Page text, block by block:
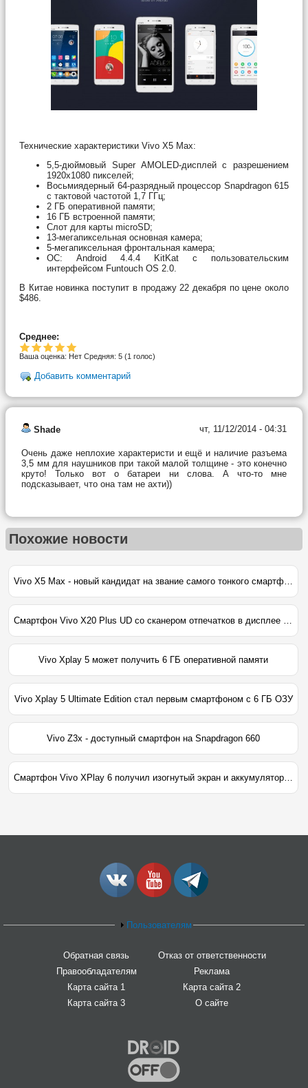
Технические характеристики Vivo X5 Max:
5,5-дюймовый Super AMOLED-дисплей с разрешением
1920х1080 пикселей;
Восьмиядерный 64-разрядный процессор Snapdragon 615
с тактовой частотой 1,7 ГГц;
2 ГБ оперативной памяти;
16 ГБ встроенной памяти;
Слот для карты microSD;
13-мегапиксельная основная камера;
5-мегапиксельная фронтальная камера;
ОС: Android 4.4.4 KitKat с пользовательским
интерфейсом Funtouch OS 2.0.
В Китае новинка поступит в продажу 22 декабря по цене около
$486.
Среднее:
Ваша оценка: Нет Средняя: 5 (1 голос)
Добавить комментарий
Shade чт, 11/12/2014 - 04:31
Очень даже неплохие характеристи и ещё и наличие разъема
3,5 мм для наушников при такой малой толщине - это конечно
круто! Только вот о батареи ни слова. А что-то мне
подсказывает, что она там не ахти))
Похожие новости
Vivo X5 Max - новый кандидат на звание самого тонкого смартфона в мире
Смартфон Vivo X20 Plus UD со сканером отпечатков в дисплее представлен официально
Vivo Xplay 5 может получить 6 ГБ оперативной памяти
Vivo Xplay 5 Ultimate Edition стал первым смартфоном с 6 ГБ ОЗУ
Vivo Z3x - доступный смартфон на Snapdragon 660
Смартфон Vivo XPlay 6 получил изогнутый экран и аккумулятор на 4080 мАч
Пользователям
Обратная связь
Отказ от ответственности
Правообладателям
Реклама
Карта сайта 1
Карта сайта 2
Карта сайта 3
О сайте